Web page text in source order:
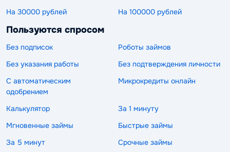
На 30000 рублей
На 100000 рублей
Пользуются спросом
Без подписок
Роботы займов
Без указания работы
Без подтверждения личности
С автоматическим
одобрением
Микрокредиты онлайн
Калькулятор
За 1 минуту
Мгновенные займы
Быстрые займы
За 5 минут
Срочные займы